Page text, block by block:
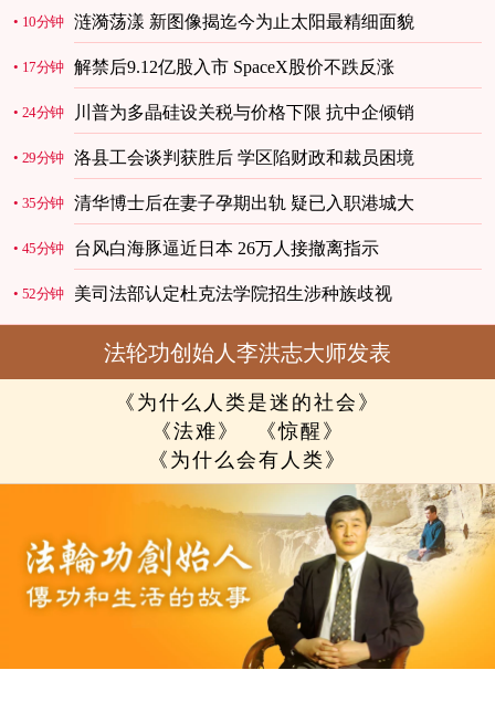
10分钟 涟漪荡漾 新图像揭迄今为止太阳最精细面貌
17分钟 解禁后9.12亿股入市 SpaceX股价不跌反涨
24分钟 川普为多晶硅设关税与价格下限 抗中企倾销
29分钟 洛县工会谈判获胜后 学区陷财政和裁员困境
35分钟 清华博士后在妻子孕期出轨 疑已入职港城大
45分钟 台风白海豚逼近日本 26万人接撤离指示
52分钟 美司法部认定杜克法学院招生涉种族歧视
法轮功创始人李洪志大师发表
《为什么人类是迷的社会》
《法难》
《惊醒》
《为什么会有人类》